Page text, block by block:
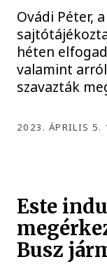
Ovádi Péter,
héten
valamint
szavazták
2023. ÁPRILIS 5.
Este
Busz